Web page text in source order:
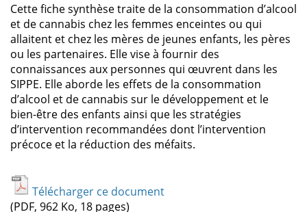
Cette fiche synthèse traite de la consommation d’alcool
et de cannabis chez les femmes enceintes ou qui
allaitent et chez les mères de jeunes enfants, les pères
ou les partenaires. Elle vise à fournir des
connaissances aux personnes qui œuvrent dans les
SIPPE. Elle aborde les effets de la consommation
d’alcool et de cannabis sur le développement et le
bien-être des enfants ainsi que les stratégies
d’intervention recommandées dont l’intervention
précoce et la réduction des méfaits.
Télécharger ce document
(PDF, 962 Ko, 18 pages)